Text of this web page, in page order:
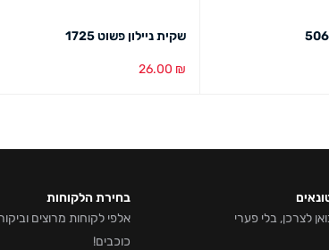
שקית ניילון פשוט 1725
26.00 ₪
לצרכן, בלי פערי
בחירת הלקוחות
כוכבים!